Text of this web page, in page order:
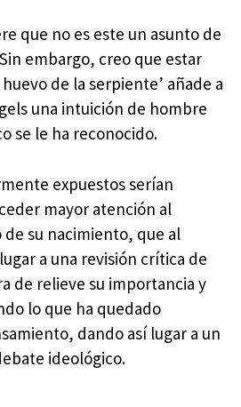
que no es este un asunto de
embargo, creo que estar
de la serpiente’ añade a
una intuición de hombre
se le ha reconocido.
expuestos serían
mayor atención al
su nacimiento, que al
a una revisión crítica de
de relieve su importancia y
lo que ha quedado
dando así lugar a un
ideológico.